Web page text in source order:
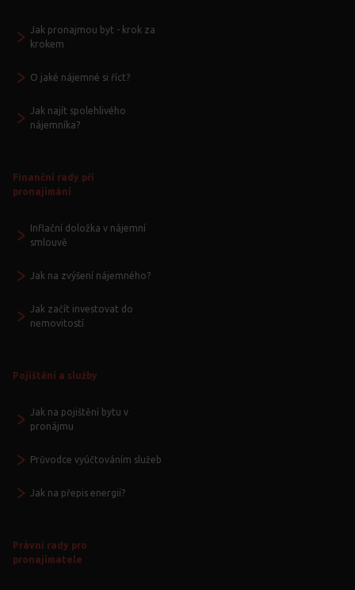
Jak pronajmou byt - krok za
krokem
O jaké nájemné si říct?
Jak najít spolehlivého
nájemníka?
Finanční rady při
pronajímání
Inflační doložka v nájemní
smlouvě
Jak na zvýšení nájemného?
Jak začít investovat do
nemovitostí
Pojištění a služby
Jak na pojištění bytu v
pronájmu
Průvodce vyúčtováním služeb
Jak na přepis energií?
Právní rady pro
pronajímatele